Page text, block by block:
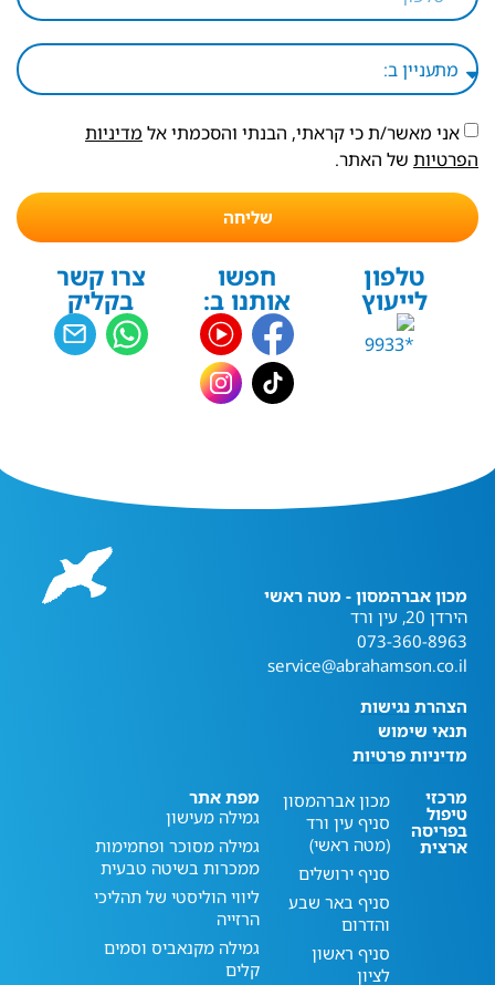
אני מאשר/ת כי קראתי, הבנתי והסכמתי אל מדיניות
הפרטיות של האתר.
שליחה
טלפון
לייעוץ
חפשו
אותנו ב:
צרו קשר
בקליק
מכון אברהמסון - מטה ראשי
הירדן 20, עין ורד
073-360-8963
service@abrahamson.co.il
הצהרת נגישות
תנאי שימוש
מדיניות פרטיות
מרכזי
טיפול
בפריסה
ארצית
מכון אברהמסון
סניף עין ורד
(מטה ראשי)
סניף ירושלים
סניף באר שבע
והדרום
סניף ראשון
לציון
מפת אתר
גמילה מעישון
גמילה מסוכר ופחמימות
ממכרות בשיטה טבעית
ליווי הוליסטי של תהליכי
הרזייה
גמילה מקנאביס וסמים
קלים